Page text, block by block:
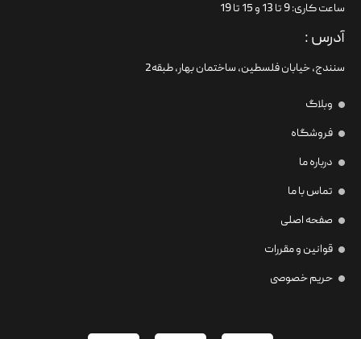
ساعت کاری: 9 تا 13 و 15 تا 19
آدرس :
سنندج، خیابان فلسطین،‌ ساختمان بهار، طبقه2
وبلاگ
فروشگاه
درباره ما
تماس با ما
صفحه اصلی
قوانین و مقررات
حریم خصوصی